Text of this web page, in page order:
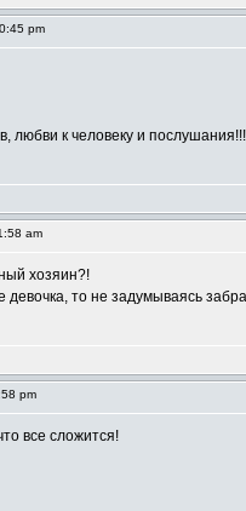
pm
любви к человеку и
am
хозяин?!
то не задумываясь
pm
все сложится!